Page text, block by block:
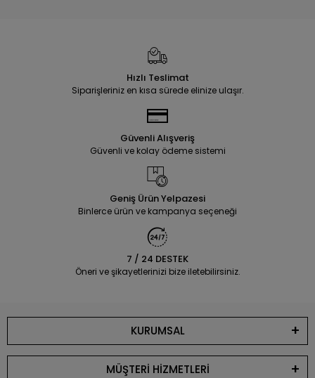
Hızlı Teslimat
Siparişleriniz en kısa sürede elinize ulaşır.
Güvenli Alışveriş
Güvenli ve kolay ödeme sistemi
Geniş Ürün Yelpazesi
Binlerce ürün ve kampanya seçeneği
7 / 24 DESTEK
Öneri ve şikayetlerinizi bize iletebilirsiniz.
KURUMSAL
MÜŞTERİ HİZMETLERİ